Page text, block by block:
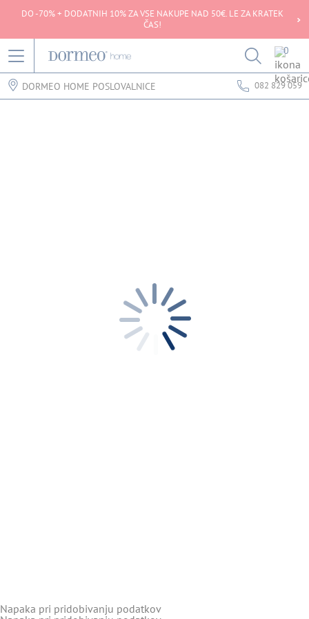
DO -70% + DODATNIH 10% ZA VSE NAKUPE NAD 50€. LE ZA KRATEK
ČAS!
0
DORMEO HOME POSLOVALNICE 082 829 059
Napaka pri pridobivanju podatkov